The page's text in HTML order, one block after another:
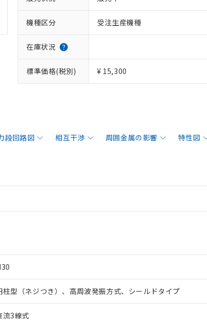
機種区分 受注生産機種
在庫状況
標準価格(税別) ¥ 15,300
段回路図 相互干渉 周囲金属の影響 特性図
柱型（ネジつき）、高周波発振方式、シールドタイプ
流3線式